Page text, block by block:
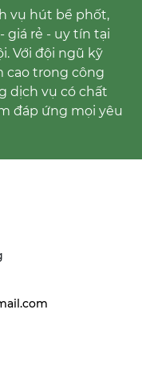
vụ hút bể phốt,
giá rẻ - uy tín tại
Với đội ngũ kỹ
cao trong công
dịch vụ có chất
đáp ứng mọi yêu